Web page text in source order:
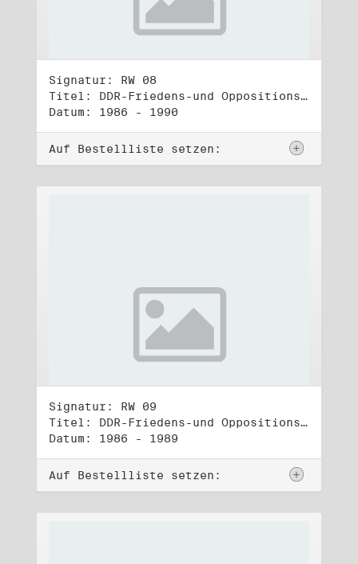
Signatur: RW 08
Titel: DDR-Friedens-und Oppositionsbewegung (1)
Datum: 1986 - 1990
Auf Bestellliste setzen:
Signatur: RW 09
Titel: DDR-Friedens-und Oppositionsbewegung (2)
Datum: 1986 - 1989
Auf Bestellliste setzen: